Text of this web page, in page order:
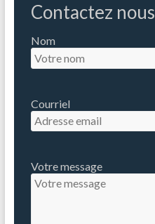
Contactez nous
Nom
Courriel
Votre message